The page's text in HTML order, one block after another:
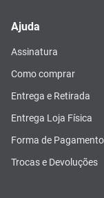
Ajuda
Assinatura
Como comprar
Entrega e Retirada
Entrega Loja Física
Forma de Pagamento
Trocas e Devoluções